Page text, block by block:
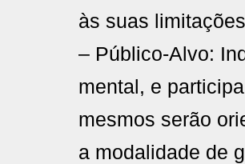
às suas
– Público-Alvo:
mental, e
mesmos serão
a modalidade de